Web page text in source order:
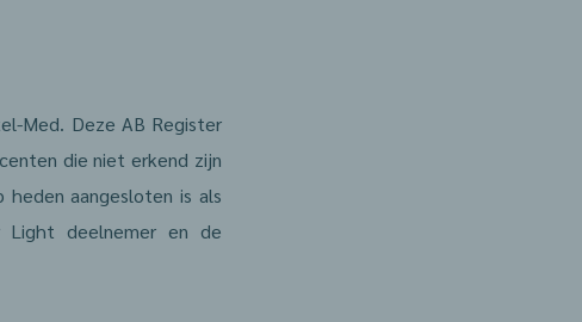
Med. Deze AB Register
die niet erkend zijn
aangesloten is als
Light deelnemer en de